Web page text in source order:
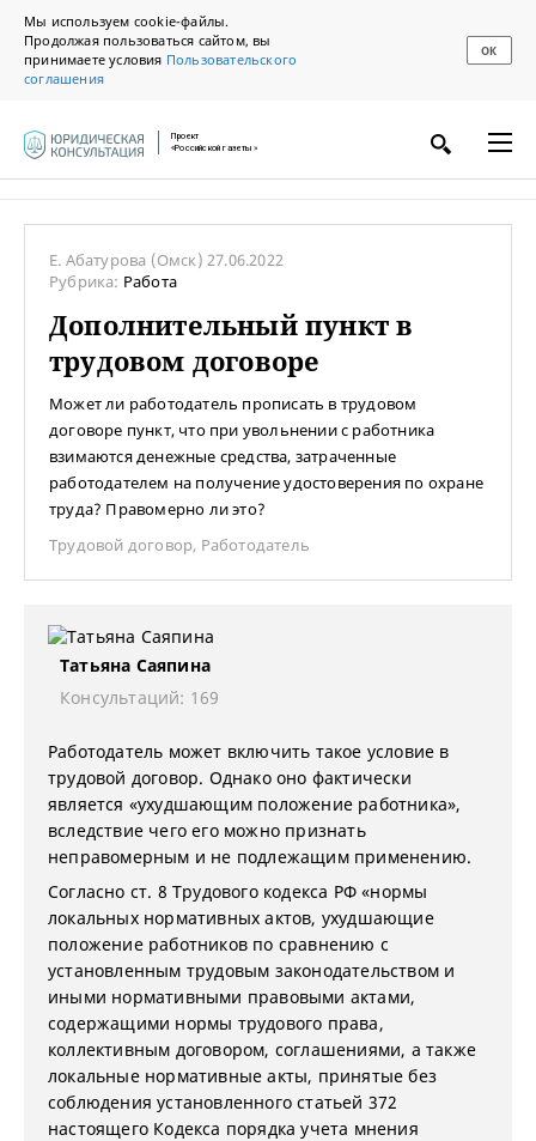
Мы используем cookie-файлы.
Продолжая пользоваться сайтом, вы
принимаете условия Пользовательского
соглашения
ОК
Проект
«Российской газеты»
Е. Абатурова (Омск)27.06.2022
Рубрика: Работа
Дополнительный пункт в
трудовом договоре
Может ли работодатель прописать в трудовом
договоре пункт, что при увольнении с работника
взимаются денежные средства, затраченные
работодателем на получение удостоверения по охране
труда? Правомерно ли это?
Трудовой договор, Работодатель
Татьяна Саяпина
Консультаций: 169
Работодатель может включить такое условие в
трудовой договор. Однако оно фактически
является «ухудшающим положение работника»,
вследствие чего его можно признать
неправомерным и не подлежащим применению.
Согласно ст. 8 Трудового кодекса РФ «нормы
локальных нормативных актов, ухудшающие
положение работников по сравнению с
установленным трудовым законодательством и
иными нормативными правовыми актами,
содержащими нормы трудового права,
коллективным договором, соглашениями, а также
локальные нормативные акты, принятые без
соблюдения установленного статьей 372
настоящего Кодекса порядка учета мнения